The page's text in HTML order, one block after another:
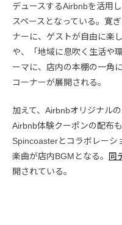
デュースするAirbnbを活用
スペースとなっている。寛
ナーに、ゲストが自由に楽
や、「地域に息吹く生活や
ーマに、店内の本棚の一角
コーナーが展開される。
加えて、Airbnbオリジナル
Airbnb体験クーポンの配布
Spincoasterとコラボレーシ
楽曲が店内BGMとなる。
同
開されている。